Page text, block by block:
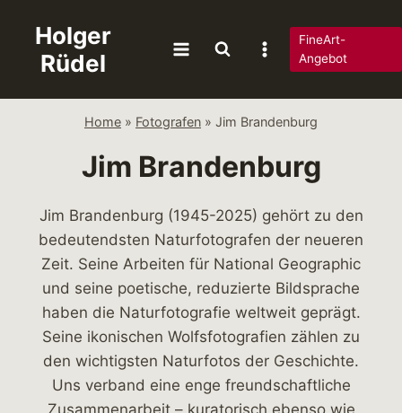
springen
Holger
Rüdel
FineArt-
Angebot
Home » Fotografen » Jim Brandenburg
Jim Brandenburg
Jim Brandenburg (1945-2025) gehört zu den
bedeutendsten Naturfotografen der neueren
Zeit. Seine Arbeiten für National Geographic
und seine poetische, reduzierte Bildsprache
haben die Naturfotografie weltweit geprägt.
Seine ikonischen Wolfsfotografien zählen zu
den wichtigsten Naturfotos der Geschichte.
Uns verband eine enge freundschaftliche
Zusammenarbeit – kuratorisch ebenso wie